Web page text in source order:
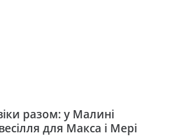
разом: у Малині
для Макса і Мері